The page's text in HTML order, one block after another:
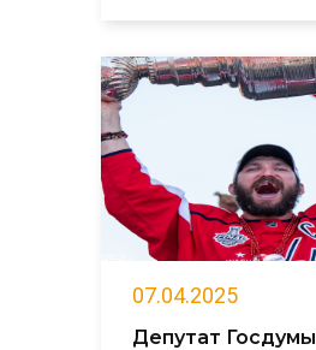
07.04.2025
Депутат Госдумы